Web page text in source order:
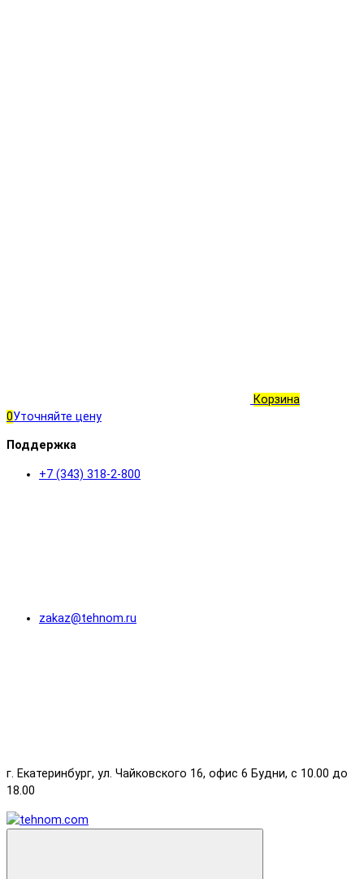
Корзина
0Уточняйте цену
Поддержка
+7 (343) 318-2-800
zakaz@tehnom.ru
г. Екатеринбург, ул. Чайковского 16, офис 6 Будни, с 10.00 до
18.00